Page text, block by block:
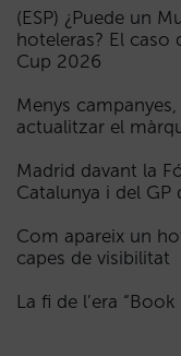
(ESP) ¿Puede un
hoteleras? El caso
Cup 2026
Menys
actualitzar el
Madrid davant la
Catalunya i del
Com apareix un
capes de visibilitat
La fi de l’era